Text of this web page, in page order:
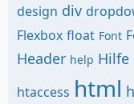
design div
Flexbox float Font
Header help Hilfe
htaccess html